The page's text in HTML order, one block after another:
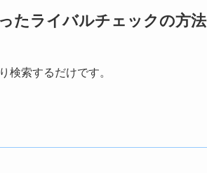
たライバルチェックの方法
検索するだけです。